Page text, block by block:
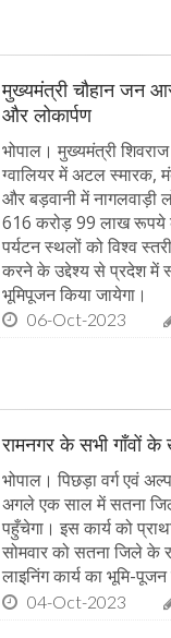
मुख्यमंत्री चौहान जन
और लोकार्पण
भोपाल। मुख्यमंत्री
ग्वालियर में अटल स्मारक,
और बड़वानी में
616 करोड़ 99 लाख रूपये
पर्यटन स्थलों को विश्व
करने के उद्देश्य से प्रदेश में
भूमिपूजन किया जायेगा।
06-Oct-2023
रामनगर के सभी गाँवों
भोपाल। पिछड़ा वर्ग एवं
अगले एक साल में सतना
पहुँचेगा। इस कार्य को
सोमवार को सतना जिले के
लाइनिंग कार्य का भूमि-
04-Oct-2023